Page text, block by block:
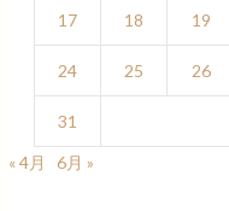
17 18 19
24 25 26
31
« 4月
6月 »